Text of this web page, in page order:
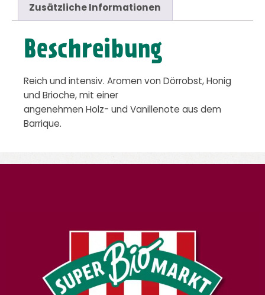
Zusätzliche Informationen
Beschreibung
Reich und intensiv. Aromen von Dörrobst, Honig
und Brioche, mit einer
angenehmen Holz- und Vanillenote aus dem
Barrique.